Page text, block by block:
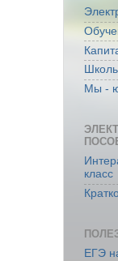
Мы -
класс
ЕГЭ